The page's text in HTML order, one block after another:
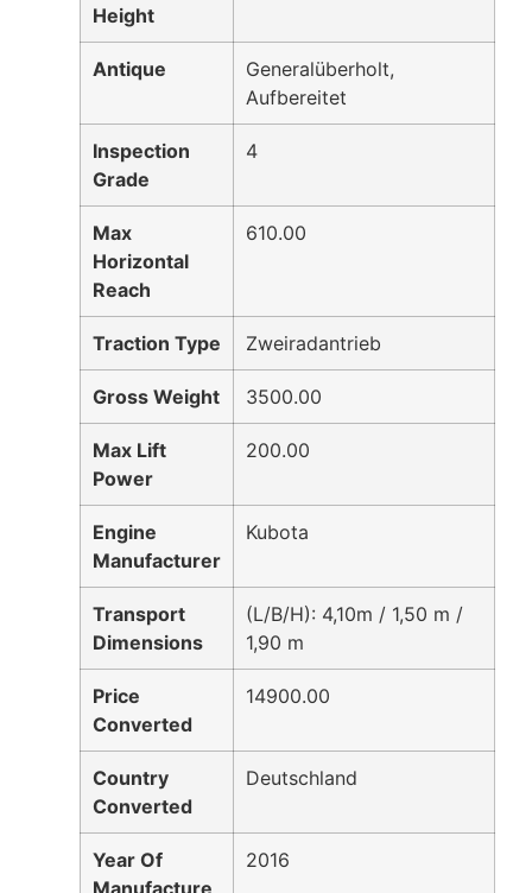
Height
Antique
Generalüberholt,
Aufbereitet
Inspection
Grade
4
Max
Horizontal
Reach
610.00
Traction Type Zweiradantrieb
Gross Weight 3500.00
Max Lift
Power
200.00
Engine
Manufacturer
Kubota
Transport
Dimensions
(L/B/H): 4,10m / 1,50 m /
1,90 m
Price
Converted
14900.00
Country
Converted
Deutschland
Year Of
Manufacture
2016